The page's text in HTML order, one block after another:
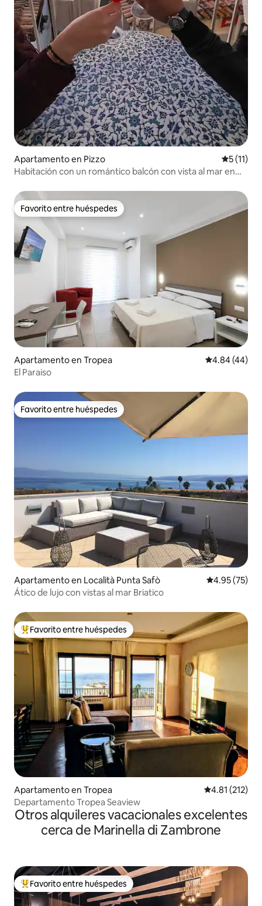
Apartamento en Pizzo
5 (11)
Habitación con un romántico balcón con vista al mar en
Favorito entre huéspedes
Favorito entre huéspedes
Apartamento en Tropea Calificación
4.84 (44)
El Paraiso
Favorito entre huéspedes
Favorito entre huéspedes
Apartamento en Località Punta Safò Calificación
4.95 (75)
Ático de lujo con vistas al mar Briatico
Favorito entre huéspedes preferido
Favorito entre huéspedes
Apartamento en Tropea Calificación
4.81 (212)
Departamento Tropea Seaview
Otros alquileres vacacionales excelentes
cerca de Marinella di Zambrone
Favorito entre huéspedes preferido
Favorito entre huéspedes